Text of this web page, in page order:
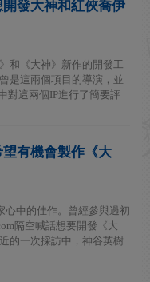
發大神和紅俠喬伊
和《大神》新作的開發工
是這兩個項目的導演，並
對這兩個IP進行了簡要評
有機會製作《大
心中的佳作。曾經參與過初
隔空喊話想要開發《大
的一次採訪中，神谷英樹